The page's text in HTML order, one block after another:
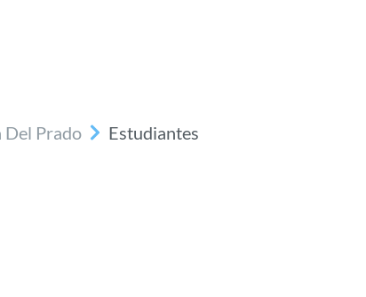
Del Prado Estudiantes